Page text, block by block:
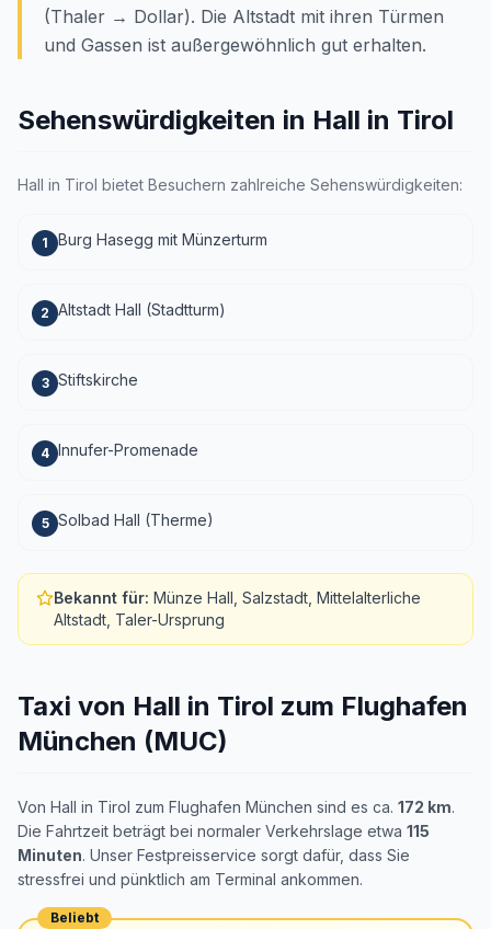
(Thaler → Dollar). Die Altstadt mit ihren Türmen
und Gassen ist außergewöhnlich gut erhalten.
Sehenswürdigkeiten in Hall in Tirol
Hall in Tirol bietet Besuchern zahlreiche Sehenswürdigkeiten:
1 Burg Hasegg mit Münzerturm
2 Altstadt Hall (Stadtturm)
3 Stiftskirche
4 Innufer-Promenade
5 Solbad Hall (Therme)
Bekannt für: Münze Hall, Salzstadt, Mittelalterliche
Altstadt, Taler-Ursprung
Taxi von Hall in Tirol zum Flughafen
München (MUC)
Von Hall in Tirol zum Flughafen München sind es ca. 172 km.
Die Fahrtzeit beträgt bei normaler Verkehrslage etwa 115
Minuten. Unser Festpreisservice sorgt dafür, dass Sie
stressfrei und pünktlich am Terminal ankommen.
Beliebt